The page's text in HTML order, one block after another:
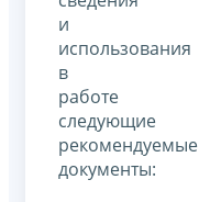
и
использования
в
работе
следующие
рекомендуемые
документы: